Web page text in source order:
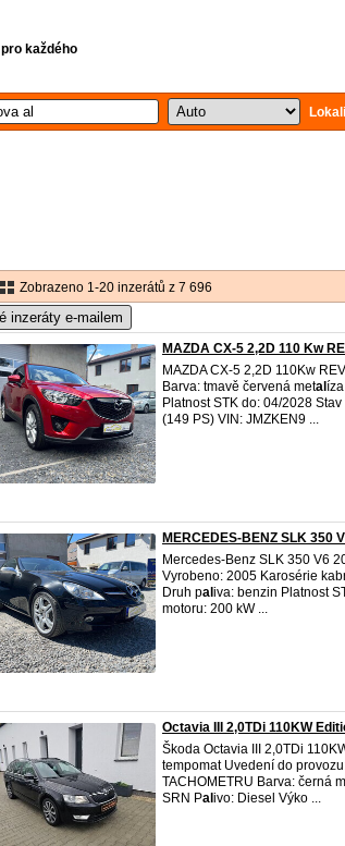
každého
Zobrazeno 1-20 inzerátů z 7 696
inzeráty e-mailem
MAZDA CX-5 2,2D 110 Kw
MAZDA CX-5 2,2D 110Kw
Barva: tmavě červená metal
Platnost STK do: 04/2028
(149 PS) VIN: JMZKEN9 ...
MERCEDES-BENZ SLK 350
Mercedes-Benz SLK 350 V6
Vyrobeno: 2005 Karosérie
Druh pal iva: benzin Platnost
motoru: 200 kW ...
Octavia III 2,0TDi 110KW
Škoda Octavia III 2,0TDi
tempomat Uvedení do
TACHOMETRU Barva: černá
SRN Pal ivo: Diesel Výko ...